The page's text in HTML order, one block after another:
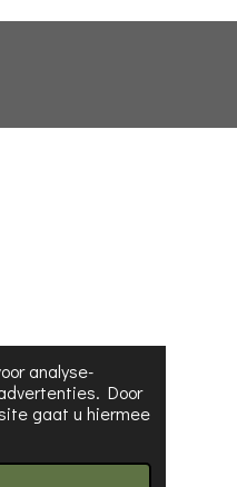
analyse-
Door
gaat u hiermee